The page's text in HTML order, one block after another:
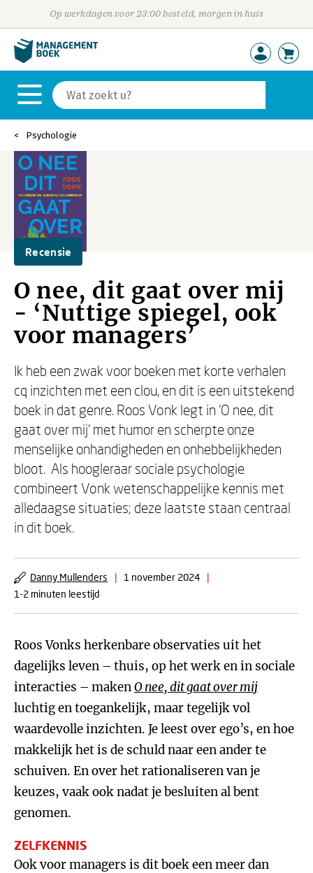
Op werkdagen voor 23:00 besteld, morgen in huis
Psychologie
Recensie
O nee, dit gaat over mij
- ‘Nuttige spiegel, ook
voor managers’
Ik heb een zwak voor boeken met korte verhalen
cq inzichten met een clou, en dit is een uitstekend
boek in dat genre. Roos Vonk legt in ‘O nee, dit
gaat over mij’ met humor en scherpte onze
menselijke onhandigheden en onhebbelijkheden
bloot. Als hoogleraar sociale psychologie
combineert Vonk wetenschappelijke kennis met
alledaagse situaties; deze laatste staan centraal
in dit boek.
Danny Mullenders | 1 november 2024
|
1-2 minuten leestijd
Roos Vonks herkenbare observaties uit het
dagelijks leven – thuis, op het werk en in sociale
interacties – makenO nee, dit gaat over mij
luchtig en toegankelijk, maar tegelijk vol
waardevolle inzichten. Je leest over ego’s, en hoe
makkelijk het is de schuld naar een ander te
schuiven. En over het rationaliseren van je
keuzes, vaak ook nadat je besluiten al bent
genomen.
ZELFKENNIS
Ook voor managers is dit boek een meer dan